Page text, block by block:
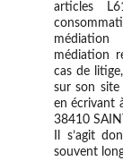
articles
médiation
cas de
sur son site
en écrivant
38410
Il s’agit
souvent